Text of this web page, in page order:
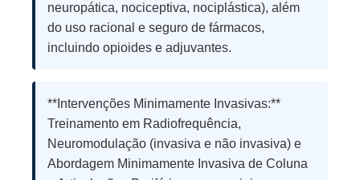
neuropática, nociceptiva, nociplástica), além
do uso racional e seguro de fármacos,
incluindo opioides e adjuvantes.
**Intervenções Minimamente Invasivas:**
Treinamento em Radiofrequência,
Neuromodulação (invasiva e não invasiva) e
Abordagem Minimamente Invasiva de Coluna